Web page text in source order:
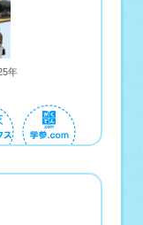
年